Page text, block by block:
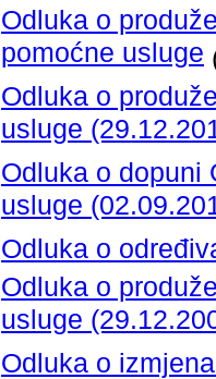
Odluka o
pomoćne usluge
Odluka o
usluge
Odluka o dopuni
usluge
Odluka o
Odluka o
usluge
Odluka o